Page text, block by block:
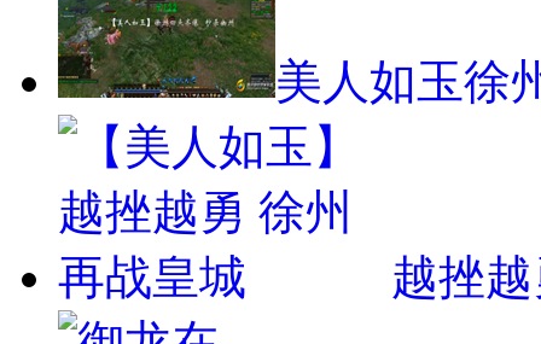
美人如玉徐
越挫